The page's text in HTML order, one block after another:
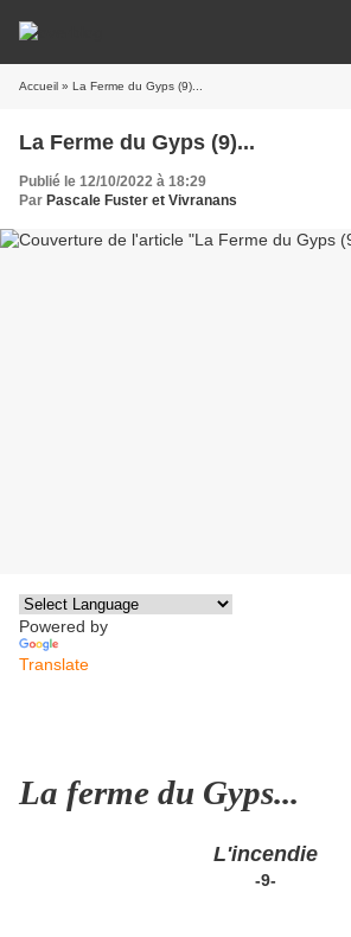
Accueil » La Ferme du Gyps (9)...
La Ferme du Gyps (9)...
Publié le 12/10/2022 à 18:29
Par Pascale Fuster et Vivranans
Powered by
Translate
La ferme du Gyps...
L'incendie
-9-